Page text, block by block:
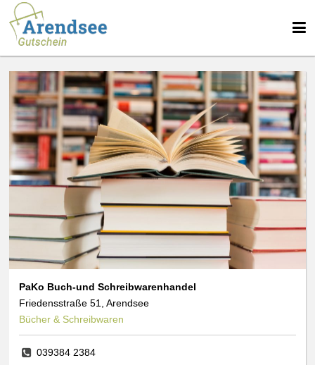
PaKo Buch-und Schreibwarenhandel
Friedensstraße 51, Arendsee
Bücher & Schreibwaren
039384 2384